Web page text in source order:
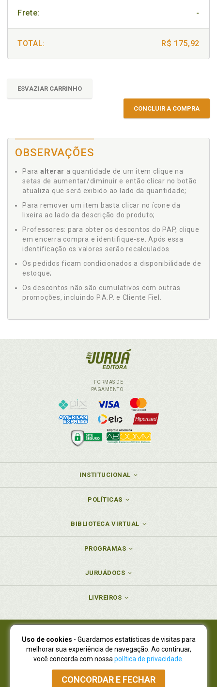
Frete: -
TOTAL: R$ 175,92
ESVAZIAR CARRINHO
CONCLUIR A COMPRA
OBSERVAÇÕES
Para alterar a quantidade de um item clique na
setas de aumentar/diminuir e então clicar no botão
atualiza que será exibido ao lado da quantidade;
Para remover um item basta clicar no ícone da
lixeira ao lado da descrição do produto;
Professores: para obter os descontos do PAP, clique
em encerra compra e identifique-se. Após essa
identificação os valores serão recalculados.
Os pedidos ficam condicionados a disponibilidade de
estoque;
Os descontos não são cumulativos com outras
promoções, incluindo P.A.P. e Cliente Fiel.
FORMAS DE
PAGAMENTO
INSTITUCIONAL
POLÍTICAS
BIBLIOTECA VIRTUAL
PROGRAMAS
JURUÁDOCS
LIVREIROS
Juruá Editora Ltda., CNPJ 77.535.508/0001-19
Juruá Informática Ltda., CNPJ 01.701.561/0001-80
NOVO ENDEREÇO:R. Flávio Dallegrave, 7665, São Lourenço |
Curitiba - Paraná - CEP 82210-310
Atendimento: (41) 4009-3900|Vendas Atacado: (41) 4009-3939
Uso de cookies - Guardamos estatísticas de visitas para
melhorar sua experiência de navegação. Ao continuar,
você concorda com nossa política de privacidade
CONCORDAR E FECHAR